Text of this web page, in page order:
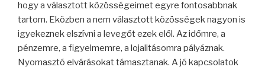
hogy a választott közösségeimet egyre fontosabbnak
tartom. Eközben a nem választott közösségek nagyon is
igyekeznek elszívni a levegőt ezek elől. Az időmre, a
pénzemre, a figyelmemre, a lojalitásomra pályáznak.
Nyomasztó elvárásokat támasztanak. A jó kapcsolatok